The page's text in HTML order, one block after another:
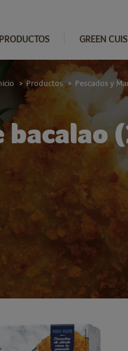
PRODUCTOS GREEN
bacalao
> Productos > Pescados y